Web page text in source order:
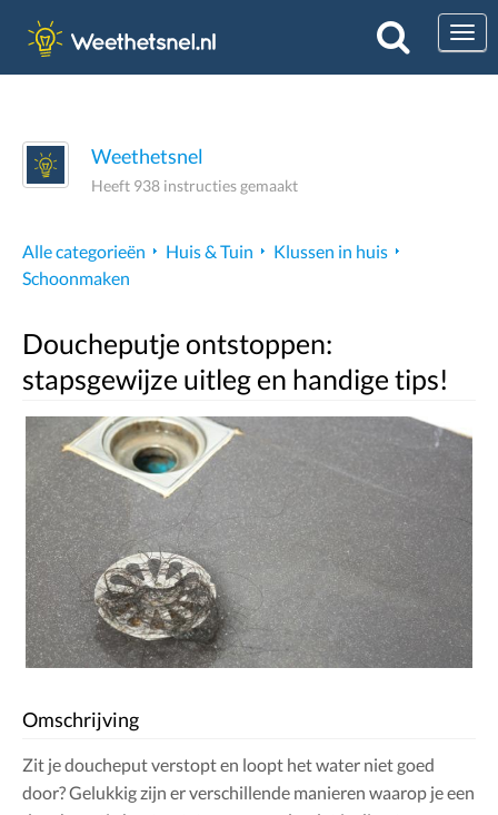
Weethetsnel
Heeft 938 instructies gemaakt
Alle categorieën Huis & Tuin
Klussen in huis
Schoonmaken
Doucheputje ontstoppen:
stapsgewijze uitleg en handige tips!
Omschrijving
Zit je doucheput verstopt en loopt het water niet goed
door? Gelukkig zijn er verschillende manieren waarop je een